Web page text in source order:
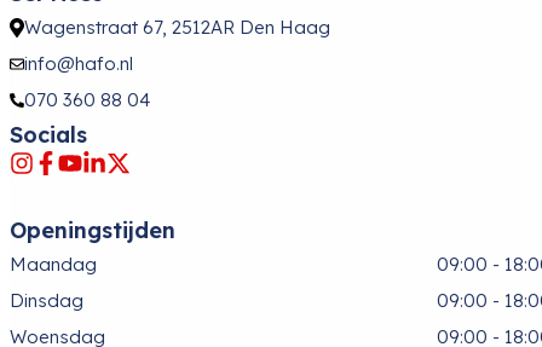
Wagenstraat 67, 2512AR Den Haag
info@hafo.nl
070 360 88 04
Socials
Openingstijden
Maandag
09:00 -
Dinsdag
09:00 -
Woensdag
09:00 -